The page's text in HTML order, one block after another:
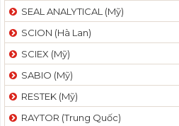
SEAL ANALYTICAL (Mỹ)
SCION (Hà Lan)
SCIEX (Mỹ)
SABIO (Mỹ)
RESTEK (Mỹ)
RAYTOR (Trung Quốc)